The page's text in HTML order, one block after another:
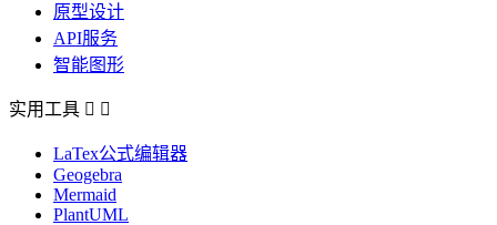
原型设计
API服务
智能图形
实用工具  
LaTex公式编辑器
Geogebra
Mermaid
PlantUML